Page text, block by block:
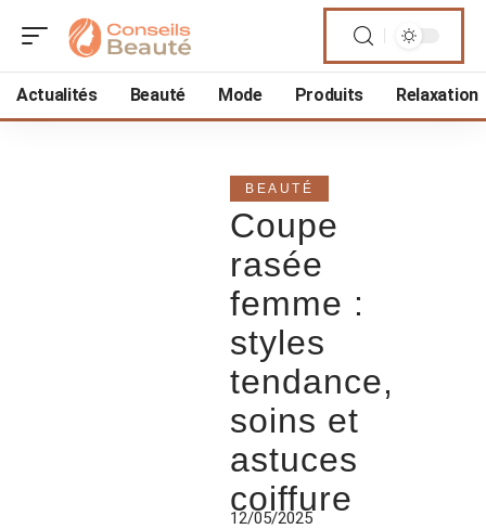
Actualités Beauté Mode Produits Relaxation
BEAUTÉ
Coupe
rasée
femme :
styles
tendance,
soins et
astuces
coiffure
12/05/2025